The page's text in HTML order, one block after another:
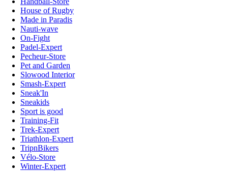
House of Rugby
Made in Paradis
Nauti-wave
On-Fight
Padel-Expert
Pecheur-Store
Pet and Garden
Slowood Interior
Smash-Expert
Sneak'In
Sneakids
Sport is good
Training-Fit
Trek-Expert
Triathlon-Expert
TripnBikers
Vélo-Store
Winter-Expert